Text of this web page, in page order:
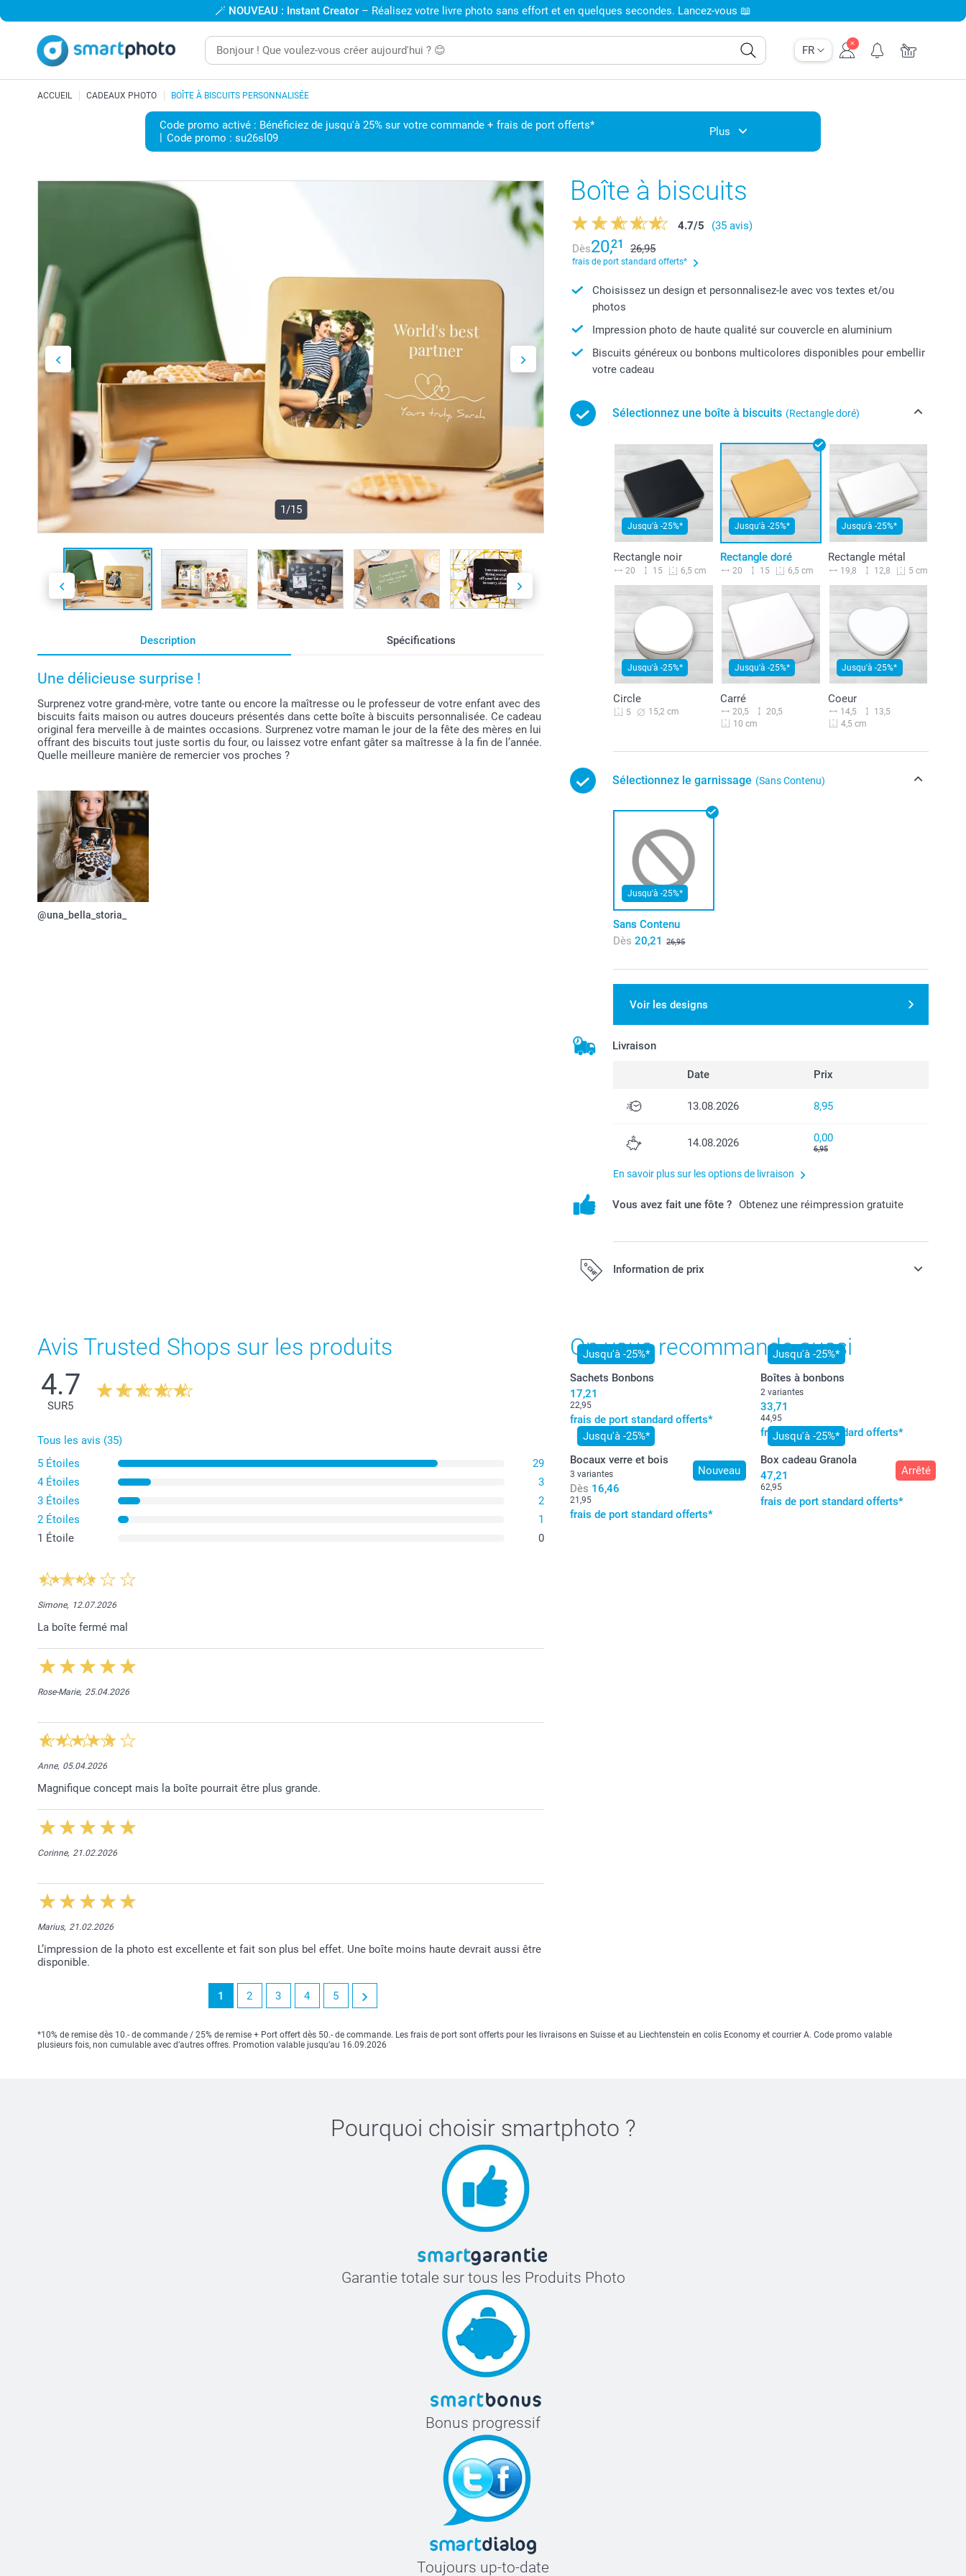
FR
🪄 NOUVEAU : Instant Creator – Réalisez votre livre photo sans effort et en quelques secondes. Lancez-vous 📖
ACCUEIL CADEAUX PHOTO BOÎTE À BISCUITS PERSONNALISÉE
Code promo activé : Bénéficiez de jusqu'à 25% sur votre commande + frais de port offerts*
Code promo : su26sl09 Plus
1/15
Description Spécifications
Une délicieuse surprise !
Surprenez votre grand-mère, votre tante ou encore la maîtresse ou le professeur de votre enfant avec des
biscuits faits maison ou autres douceurs présentés dans cette boîte à biscuits personnalisée. Ce cadeau
original fera merveille à de maintes occasions. Surprenez votre maman le jour de la fête des mères en lui
offrant des biscuits tout juste sortis du four, ou laissez votre enfant gâter sa maîtresse à la fin de l’année.
Quelle meilleure manière de remercier vos proches ?
@una_bella_storia_
Boîte à biscuits
4.7/5
(35 avis)
Dès20,21 26,95
frais de port standard offerts*
Choisissez un design et personnalisez-le avec vos textes et/ou
photos
Impression photo de haute qualité sur couvercle en aluminium
Biscuits généreux ou bonbons multicolores disponibles pour embellir
votre cadeau
Sélectionnez une boîte à biscuits (Rectangle doré)
Jusqu'à -25%*
Rectangle noir
20 15 6,5 cm
Jusqu'à -25%*
Rectangle doré
20 15 6,5 cm
Jusqu'à -25%*
Rectangle métal
19,8 12,8 5 cm
Jusqu'à -25%*
Circle
5 15,2 cm
Jusqu'à -25%*
Carré
20,5
20,5
10 cm
Jusqu'à -25%*
Coeur
14,5
13,5
4,5 cm
Sélectionnez le garnissage (Sans Contenu)
Jusqu'à -25%*
Sans Contenu
Dès 20,21 26,95
Voir les designs
Livraison
Date Prix
13.08.2026 8,95
14.08.2026 0,00
6,95
En savoir plus sur les options de livraison
Vous avez fait une fôte ? Obtenez une réimpression gratuite
Information de prix
Avis Trusted Shops sur les produits
4.7
SUR5
Tous les avis (35)
5 Étoiles
29
4 Étoiles
3
3 Étoiles
2
2 Étoiles
1
1 Étoile
0
Simone, 12.07.2026
La boîte fermé mal
Rose-Marie, 25.04.2026
Anne, 05.04.2026
Magnifique concept mais la boîte pourrait être plus grande.
Corinne, 21.02.2026
Marius, 21.02.2026
L’impression de la photo est excellente et fait son plus bel effet. Une boîte moins haute devrait aussi être
disponible.
1 2 3 4 5
On vous recommande aussi
Jusqu'à -25%*
Sachets Bonbons
17,21
22,95
frais de port standard offerts*
Jusqu'à -25%*
Boîtes à bonbons
2 variantes
33,71
44,95
frais de port standard offerts*
Nouveau
Jusqu'à -25%*
Bocaux verre et bois
3 variantes
Dès 16,46
21,95
frais de port standard offerts*
Arrêté
Jusqu'à -25%*
Box cadeau Granola
47,21
62,95
frais de port standard offerts*
*10% de remise dès 10.- de commande / 25% de remise + Port offert dès 50.- de commande. Les frais de port sont offerts pour les livraisons en Suisse et au Liechtenstein en colis Economy et courrier A. Code promo valable
plusieurs fois, non cumulable avec d’autres offres. Promotion valable jusqu’au 16.09.2026
Pourquoi choisir smartphoto ?
Garantie totale sur tous les Produits Photo
Bonus progressif
Toujours up-to-date